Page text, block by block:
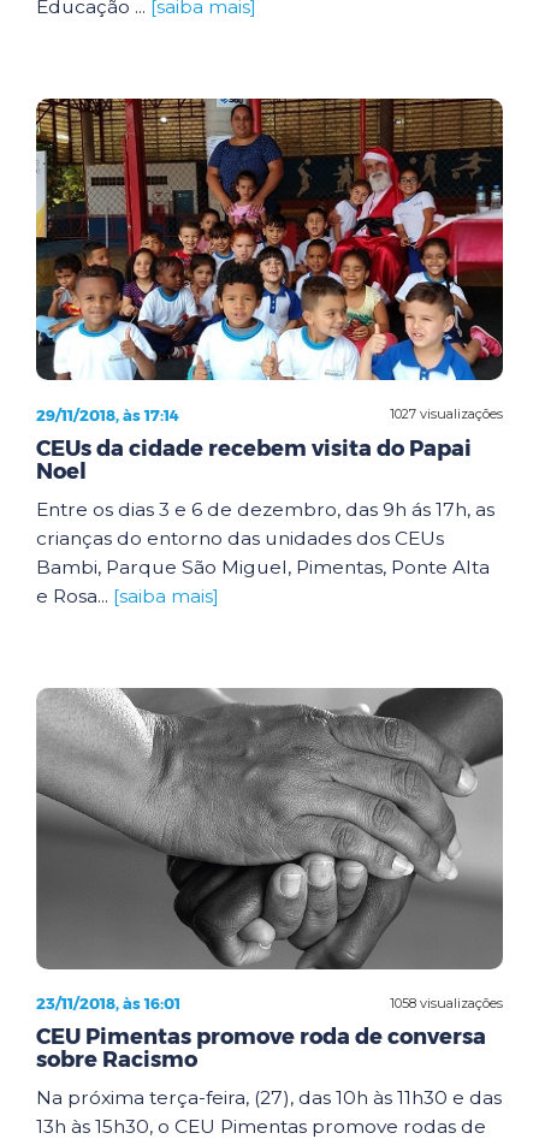
Educação ... [saiba mais]
1027 visualizações
29/11/2018, às 17:14
CEUs da cidade recebem visita do Papai
Noel
Entre os dias 3 e 6 de dezembro, das 9h ás 17h, as
crianças do entorno das unidades dos CEUs
Bambi, Parque São Miguel, Pimentas, Ponte Alta
e Rosa... [saiba mais]
1058 visualizações
23/11/2018, às 16:01
CEU Pimentas promove roda de conversa
sobre Racismo
Na próxima terça-feira, (27), das 10h às 11h30 e das
13h às 15h30, o CEU Pimentas promove rodas de